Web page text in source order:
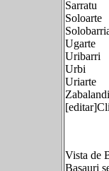
Sarratu
Soloarte
Ugarte
Uribarri
Urbi
Uriarte
Zabalandi
Vista de
Basauri